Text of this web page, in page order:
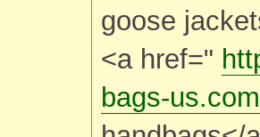
goose
<a href="
bags-us.com